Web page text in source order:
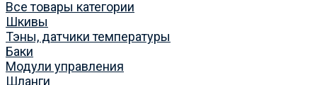
Все товары категории
Шкивы
Тэны, датчики температуры
Баки
Модули управления
Шланги